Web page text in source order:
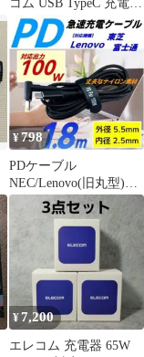
コム USB TypeC 充電器
PD PPS対応 合計出力
65W Type C ×2 USB A
×1 折りたたみプラグ
小型 軽量 ブラック
MPA-ACCP4465BK 未
使用 送料無料
¥798
PDケーブル
NEC/Lenovo(旧丸型)
DC(5.5/2.5)-C1.8m
¥7,200
エレコム 充電器 65W